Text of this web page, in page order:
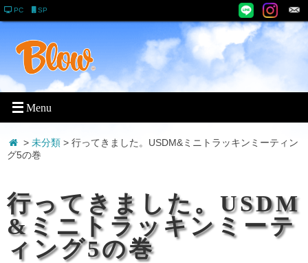
PC SP
> 未分類> 行ってきました。USDM&ミニトラッキンミーティン
グ5の巻
行ってきました。USDM
&ミニトラッキンミーテ
ィング5の巻